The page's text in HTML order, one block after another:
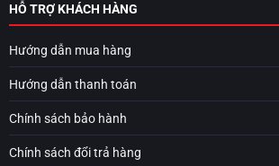
HỖ TRỢ KHÁCH HÀNG
Hướng dẫn mua hàng
Hướng dẫn thanh toán
Chính sách bảo hành
Chính sách đổi trả hàng